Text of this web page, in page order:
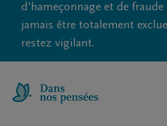
d'hameçonnage et de fraude
jamais être totalement
restez vigilant.